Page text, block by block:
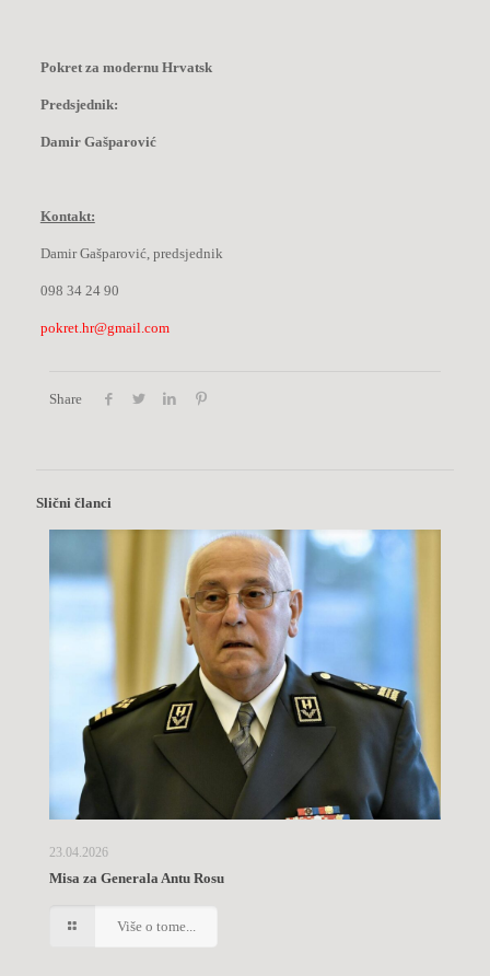
Pokret za modernu Hrvatsk
Predsjednik:
Damir Gašparović
Kontakt:
Damir Gašparović, predsjednik
098 34 24 90
pokret.hr@gmail.com
Share
Slični članci
23.04.2026
Misa za Generala Antu Rosu
Više o tome...